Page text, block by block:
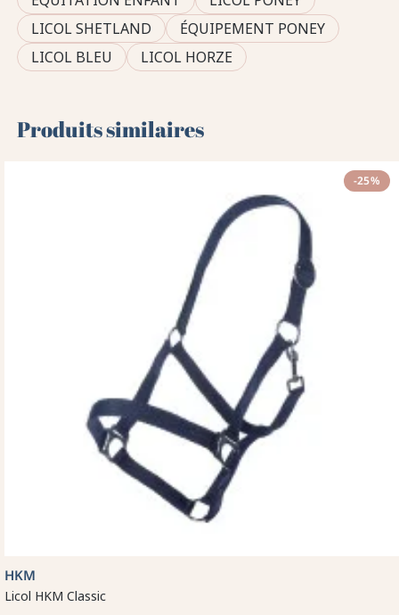
LICOL SHETLAND
ÉQUIPEMENT PONEY
LICOL BLEU
LICOL HORZE
Produits similaires
-25%
HKM
Licol HKM Classic